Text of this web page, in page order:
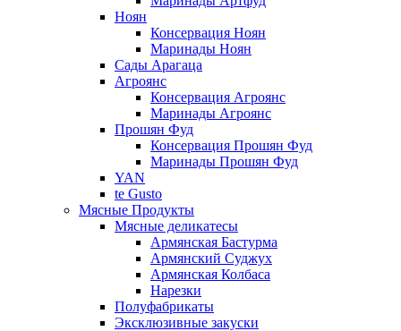
Ноян
Консервация Ноян
Маринады Ноян
Сады Арагаца
Агроянс
Консервация Агроянс
Маринады Агроянс
Прошян Фуд
Консервация Прошян Фуд
Маринады Прошян Фуд
YAN
te Gusto
Мясные Продукты
Мясные деликатесы
Армянская Бастурма
Армянский Суджух
Армянская Колбаса
Нарезки
Полуфабрикаты
Эксклюзивные закуски